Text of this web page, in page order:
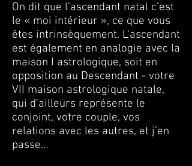
On dit que l’ascendant natal c’est
le « moi intérieur », ce que vous
êtes intrinsèquement. L’ascendant
est également en analogie avec la
maison I astrologique, soit en
opposition au Descendant - votre
VII maison astrologique natale,
qui d’ailleurs représente le
conjoint, votre couple, vos
relations avec les autres, et j’en
passe…